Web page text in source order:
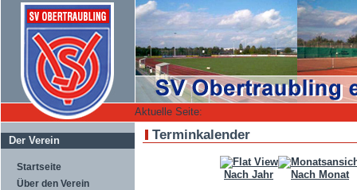
Aktuelle Seite:
Der Verein
Startseite
Über den Verein
Terminkalender
Nach Jahr Nach Monat